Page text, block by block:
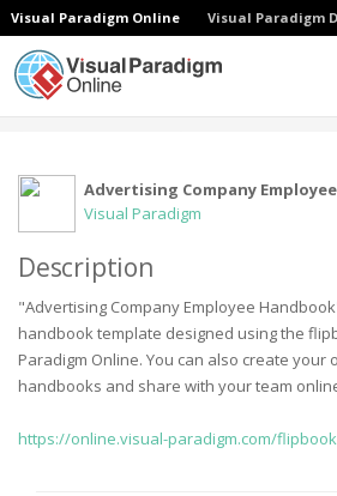
Visual Paradigm Online Visual Paradigm
Advertising Company
Visual Paradigm
Description
"Advertising Company Employee
handbook template designed using the
Paradigm Online. You can also create your
handbooks and share with your team
https://online.visual-paradigm.com/